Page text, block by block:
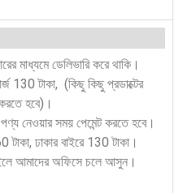
মাধ্যমে ডেলিভারি করে থাকি।
130 টাকা, (কিছু কিছু প্রডাক্টের
হবে)।
নেওয়ার সময় পেমেন্ট করতে হবে।
টাকা, ঢাকার বাইরে 130 টাকা।
আমাদের অফিসে চলে আসুন।